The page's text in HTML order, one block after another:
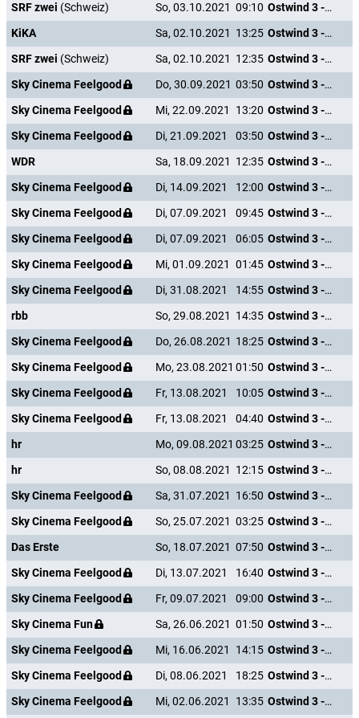
SRF zwei (Schweiz) So, 03.10.2021 09:10
Ostwind 3 - Aufbruch nach Ora
KiKA
Sa, 02.10.2021 13:25
Ostwind 3 - Aufbruch nach Ora
SRF zwei (Schweiz) Sa, 02.10.2021 12:35
Ostwind 3 - Aufbruch nach Ora
Sky Cinema Feelgood
Do, 30.09.2021 03:50
Ostwind 3 - Aufbruch nach Ora
Sky Cinema Feelgood
Mi, 22.09.2021 13:20
Ostwind 3 - Aufbruch nach Ora
Sky Cinema Feelgood
Di, 21.09.2021 03:50
Ostwind 3 - Aufbruch nach Ora
WDR
Sa, 18.09.2021 12:35
Ostwind 3 - Aufbruch nach Ora
Sky Cinema Feelgood
Di, 14.09.2021 12:00
Ostwind 3 - Aufbruch nach Ora
Sky Cinema Feelgood
Di, 07.09.2021 09:45
Ostwind 3 - Aufbruch nach Ora
Sky Cinema Feelgood
Di, 07.09.2021 06:05
Ostwind 3 - Aufbruch nach Ora
Sky Cinema Feelgood
Mi, 01.09.2021 01:45
Ostwind 3 - Aufbruch nach Ora
Sky Cinema Feelgood
Di, 31.08.2021 14:55
Ostwind 3 - Aufbruch nach Ora
rbb
So, 29.08.2021 14:35
Ostwind 3 - Aufbruch nach Ora
Sky Cinema Feelgood
Do, 26.08.2021 18:25
Ostwind 3 - Aufbruch nach Ora
Sky Cinema Feelgood
Mo, 23.08.2021 01:50
Ostwind 3 - Aufbruch nach Ora
Sky Cinema Feelgood
Fr, 13.08.2021 10:05
Ostwind 3 - Aufbruch nach Ora
Sky Cinema Feelgood
Fr, 13.08.2021 04:40
Ostwind 3 - Aufbruch nach Ora
hr
Mo, 09.08.2021 03:25
Ostwind 3 - Aufbruch nach Ora
hr
So, 08.08.2021 12:15
Ostwind 3 - Aufbruch nach Ora
Sky Cinema Feelgood
Sa, 31.07.2021 16:50
Ostwind 3 - Aufbruch nach Ora
Sky Cinema Feelgood
So, 25.07.2021 03:25
Ostwind 3 - Aufbruch nach Ora
Das Erste
So, 18.07.2021 07:50
Ostwind 3 - Aufbruch nach Ora
Sky Cinema Feelgood
Di, 13.07.2021 16:40
Ostwind 3 - Aufbruch nach Ora
Sky Cinema Feelgood
Fr, 09.07.2021 09:00
Ostwind 3 - Aufbruch nach Ora
Sky Cinema Fun
Sa, 26.06.2021 01:50
Ostwind 3 - Aufbruch nach Ora
Sky Cinema Feelgood
Mi, 16.06.2021 14:15
Ostwind 3 - Aufbruch nach Ora
Sky Cinema Feelgood
Di, 08.06.2021 18:25
Ostwind 3 - Aufbruch nach Ora
Sky Cinema Feelgood
Mi, 02.06.2021 13:35
Ostwind 3 - Aufbruch nach Ora